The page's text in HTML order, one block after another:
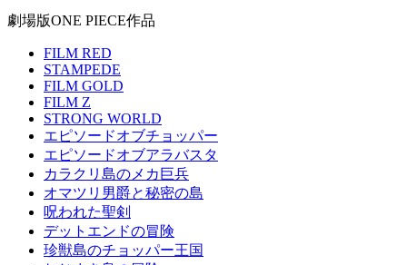
劇場版ONE PIECE作品
FILM RED
STAMPEDE
FILM GOLD
FILM Z
STRONG WORLD
エピソードオブチョッパー
エピソードオブアラバスタ
カラクリ島のメカ巨兵
オマツリ男爵と秘密の島
呪われた聖剣
デットエンドの冒険
珍獣島のチョッパー王国